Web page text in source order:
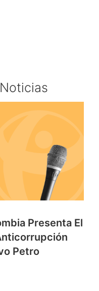
Presenta El
Petro